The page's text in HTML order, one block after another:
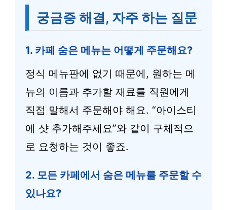
궁금증 해결, 자주 하는 질문
1. 카페 숨은 메뉴는 어떻게 주문해요?
정식 메뉴판에 없기 때문에, 원하는 메
뉴의 이름과 추가할 재료를 직원에게
직접 말해서 주문해야 해요. “아이스티
에 샷 추가해주세요”와 같이 구체적으
로 요청하는 것이 좋죠.
2. 모든 카페에서 숨은 메뉴를 주문할 수
있나요?